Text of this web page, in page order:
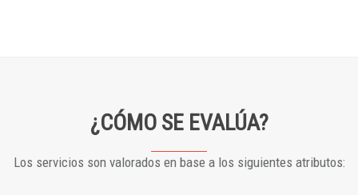
¿CÓMO SE EVALÚA?
Los servicios son valorados en base a los siguientes atributos: